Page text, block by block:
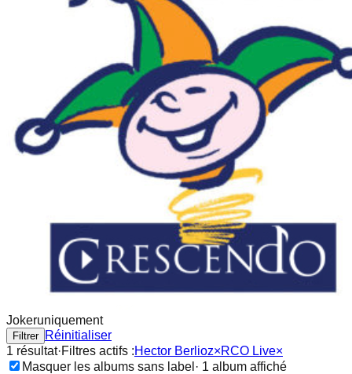
Jokeruniquement
Filtrer
Réinitialiser
1 résultat·Filtres actifs :Hector Berlioz×RCO Live×
Masquer les albums sans label · 1 album affiché